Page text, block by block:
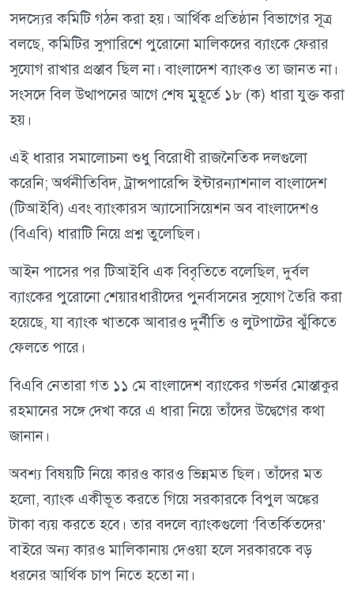
সদস্যের কমিটি গঠন করা হয়। আর্থিক প্রতিষ্ঠান বিভাগের সূত্র
বলছে, কমিটির সুপারিশে পুরোনো মালিকদের ব্যাংকে ফেরার
সুযোগ রাখার প্রস্তাব ছিল না। বাংলাদেশ ব্যাংকও তা জানত না।
সংসদে বিল উত্থাপনের আগে শেষ মুহূর্তে ১৮ (ক) ধারা যুক্ত করা
হয়।
এই ধারার সমালোচনা শুধু বিরোধী রাজনৈতিক দলগুলো
করেনি; অর্থনীতিবিদ, ট্রান্সপারেন্সি ইন্টারন্যাশনাল বাংলাদেশ
(টিআইবি) এবং ব্যাংকারস অ্যাসোসিয়েশন অব বাংলাদেশও
(বিএবি) ধারাটি নিয়ে প্রশ্ন তুলেছিল।
আইন পাসের পর টিআইবি এক বিবৃতিতে বলেছিল, দুর্বল
ব্যাংকের পুরোনো শেয়ারধারীদের পুনর্বাসনের সুযোগ তৈরি করা
হয়েছে, যা ব্যাংক খাতকে আবারও দুর্নীতি ও লুটপাটের ঝুঁকিতে
ফেলতে পারে।
বিএবি নেতারা গত ১১ মে বাংলাদেশ ব্যাংকের গভর্নর মোস্তাকুর
রহমানের সঙ্গে দেখা করে এ ধারা নিয়ে তাঁদের উদ্বেগের কথা
জানান।
অবশ্য বিষয়টি নিয়ে কারও কারও ভিন্নমত ছিল। তাঁদের মত
হলো, ব্যাংক একীভূত করতে গিয়ে সরকারকে বিপুল অঙ্কের
টাকা ব্যয় করতে হবে। তার বদলে ব্যাংকগুলো ‘বিতর্কিতদের’
বাইরে অন্য কারও মালিকানায় দেওয়া হলে সরকারকে বড়
ধরনের আর্থিক চাপ নিতে হতো না।